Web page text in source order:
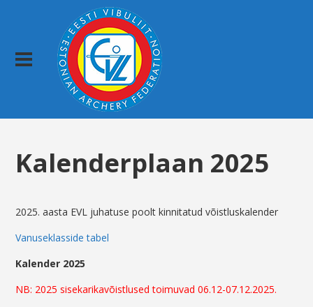
Kalenderplaan 2025
2025. aasta EVL juhatuse poolt kinnitatud võistluskalender
Vanuseklasside tabel
Kalender 2025
NB: 2025 sisekarikavõistlused toimuvad 06.12-07.12.2025.